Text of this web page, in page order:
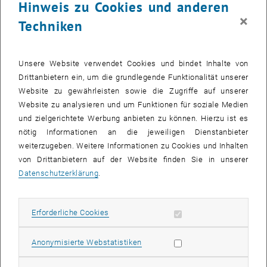
Ausgezeichnete Studienleistungen beeindrucken nicht nur auf dem
Zertifikat. DieARA AG, öffnet eine externe URL in einem neuen Fenster
vergibt den besten Studienpreis an jene ETIA
Studierende mit der besten akademischen Leistung während der
zwei Studienjahre.
(ETIA) und Gewinner des ARA Best Study Award 2018:
Zeiten, in denen diese Themen immer dringlicher werden. Der Best
Hinweis zu Cookies und anderen
Techniken
×
Unsere Website verwendet Cookies und bindet Inhalte von
Drittanbietern ein, um die grundlegende Funktionalität unserer
Website zu gewährleisten sowie die Zugriffe auf unserer
Website zu analysieren und um Funktionen für soziale Medien
und zielgerichtete Werbung anbieten zu können. Hierzu ist es
nötig Informationen an die jeweiligen Dienstanbieter
weiterzugeben. Weitere Informationen zu Cookies und Inhalten
von Drittanbietern auf der Website finden Sie in unserer
Datenschutzerklärung
Erforderliche Cookies Erforderliche Cookies zulassen
Anonymisierte WebstatistikenStatistik Cookies zulassen